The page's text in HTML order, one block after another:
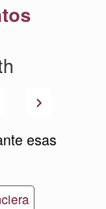
Siguiente
esas